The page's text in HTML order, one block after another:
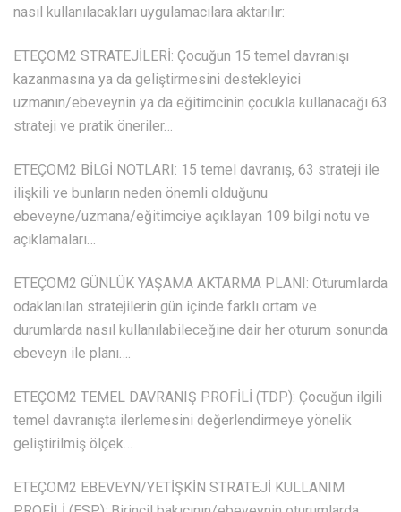
nasıl kullanılacakları uygulamacılara aktarılır:
ETEÇOM2 STRATEJİLERİ: Çocuğun 15 temel davranışı
kazanmasına ya da geliştirmesini destekleyici
uzmanın/ebeveynin ya da eğitimcinin çocukla kullanacağı 63
strateji ve pratik öneriler…
ETEÇOM2 BİLGİ NOTLARI: 15 temel davranış, 63 strateji ile
ilişkili ve bunların neden önemli olduğunu
ebeveyne/uzmana/eğitimciye açıklayan 109 bilgi notu ve
açıklamaları…
ETEÇOM2 GÜNLÜK YAŞAMA AKTARMA PLANI: Oturumlarda
odaklanılan stratejilerin gün içinde farklı ortam ve
durumlarda nasıl kullanılabileceğine dair her oturum sonunda
ebeveyn ile planı….
ETEÇOM2 TEMEL DAVRANIŞ PROFİLİ (TDP): Çocuğun ilgili
temel davranışta ilerlemesini değerlendirmeye yönelik
geliştirilmiş ölçek…
ETEÇOM2 EBEVEYN/YETİŞKİN STRATEJİ KULLANIM